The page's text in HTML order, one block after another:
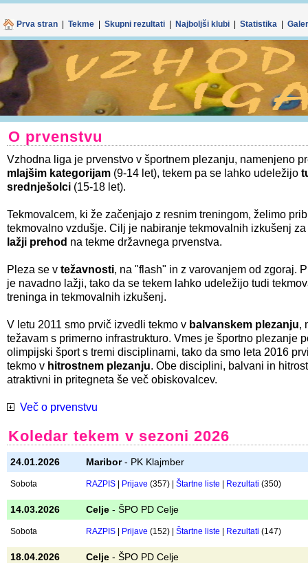
Spletno
Z nadaljnjo
Prva stran| Tekme|
Vzhodna liga je prvenstvo v športnem plezanju, namenjeno
mlajšim kategorijam (9-14 let), tekem pa se lahko udeležijo
srednješolci(15-18 let).
Tekmovalcem, ki že začenjajo z resnim treningom, želimo
tekmovalno vzdušje. Cilj je nabiranje tekmovalnih izkušenj
lažji prehod na tekme državnega prvenstva.
Pleza se vtežavnosti , na "flash" in z varovanjem od zgoraj.
je navadno lažji, tako da se tekem lahko udeležijo tudi
treninga in tekmovalnih izkušenj.
V letu 2011 smo prvič izvedli tekmo vbalvanskem plezanju,
težavam s primerno infrastrukturo. Vmes je športno plezanje
olimpijski šport s tremi disciplinami, tako da smo leta 2016
tekmo v
hitrostnem plezanju. Obe disciplini, balvani in
atraktivni in pritegneta še več obiskovalcev.
Koledar tekem v sezoni 2026